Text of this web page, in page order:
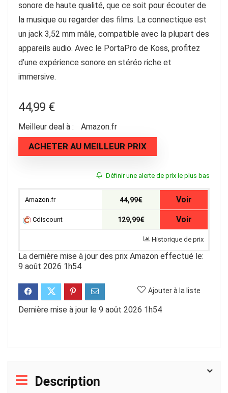
sonore de haute qualité, que ce soit pour écouter de
la musique ou regarder des films. La connectique est
un jack 3,52 mm mâle, compatible avec la plupart des
appareils audio. Avec le PortaPro de Koss, profitez
d’une expérience sonore en stéréo riche et
immersive.
44,99 €
Meilleur deal à : Amazon.fr
ACHETER AU MEILLEUR PRIX
Définir une alerte de prix le plus bas
Amazon.fr 44,99€ Voir
Cdiscount 129,99€ Voir
Historique de prix
La dernière mise à jour des prix Amazon effectué le:
9 août 2026 1h54
Ajouter à la liste
Dernière mise à jour le 9 août 2026 1h54
Description